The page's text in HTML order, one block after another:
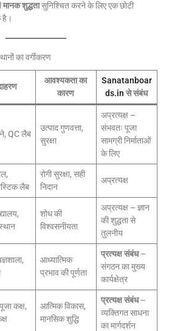
मानक शुद्धतासुनिश्चित करने के लिए एक छोटी
है।
का वर्गीकरण
आवश्यकता का
कारण
Sanatanboar
ds.in से संबंध
QC लैब
उत्पाद गुणवत्ता,
सुरक्षा
अप्रत्यक्ष –
संभवतः पूजा
सामग्री निर्माताओं
के लिए
लैब
रोगी सुरक्षा, सही
निदान
अप्रत्यक्ष
शोध की
विश्वसनीयता
अप्रत्यक्ष – ज्ञान
की शुद्धता से
तुलनीय
आध्यात्मिक
प्रभाव की पूर्णता
प्रत्यक्ष संबंध–
संगठन का मुख्य
कार्यक्षेत्र
कक्ष,
आत्मिक विकास,
मानसिक शुद्धि
प्रत्यक्ष संबंध–
व्यक्तिगत साधना
का मार्गदर्शन